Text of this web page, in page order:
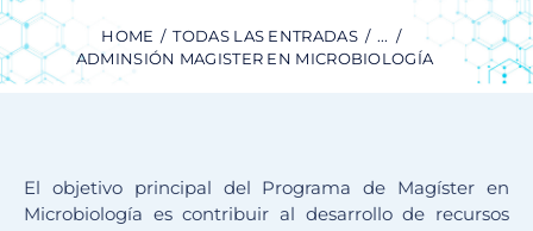
HOME TODAS LAS ENTRADAS
...
ADMINSIÓN MAGISTER EN MICROBIOLOGÍA
El objetivo principal del Programa de Magíster en
Microbiologí­a es contribuir al desarrollo de recursos